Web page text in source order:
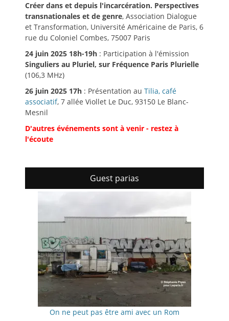
Créer dans et depuis l'incarcération. Perspectives
transnationales et de genre, Association Dialogue
et Transformation, Université Américaine de Paris, 6
rue du Coloniel Combes, 75007 Paris
24 juin 2025 18h-19h : Participation à l'émission
Singuliers au Pluriel, sur Fréquence Paris Plurielle
(106,3 MHz)
26 juin 2025 17h : Présentation au Tilia, café
associatif, 7 allée Viollet Le Duc, 93150 Le Blanc-
Mesnil
D'autres événements sont à venir - restez à
l'écoute
Guest parias
On ne peut pas être ami avec un Rom